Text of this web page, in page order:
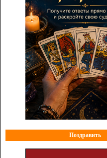
Поздравить